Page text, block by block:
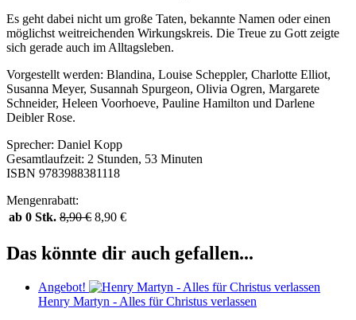
Es geht dabei nicht um große Taten, bekannte Namen oder einen
möglichst weitreichenden Wirkungskreis. Die Treue zu Gott zeigte
sich gerade auch im Alltagsleben.
Vorgestellt werden: Blandina, Louise Scheppler, Charlotte Elliot,
Susanna Meyer, Susannah Spurgeon, Olivia Ogren, Margarete
Schneider, Heleen Voorhoeve, Pauline Hamilton und Darlene
Deibler Rose.
Sprecher: Daniel Kopp
Gesamtlaufzeit: 2 Stunden, 53 Minuten
ISBN 9783988381118
Mengenrabatt:
ab 0 Stk. 8,90€ 8,90 €
Das könnte dir auch gefallen...
Angebot!
Henry Martyn - Alles für Christus verlassen